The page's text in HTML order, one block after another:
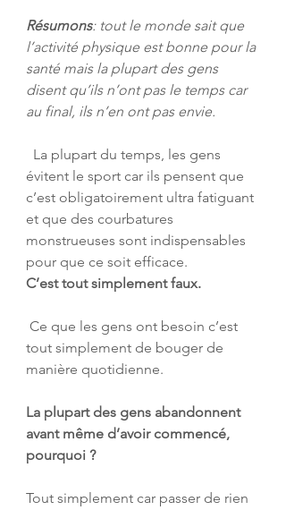
Résumons: tout le monde sait que
l’activité physique est bonne pour la
santé mais la plupart des gens
disent qu’ils n’ont pas le temps car
au final, ils n’en ont pas envie.
évitent le sport car ils pensent que
c’est obligatoirement ultra fatiguant
et que des courbatures
monstrueuses sont indispensables
pour que ce soit efficace.
C’est tout simplement faux.
tout simplement de bouger de
manière quotidienne.
La plupart des gens abandonnent
avant même d’avoir commencé,
pourquoi ?
Tout simplement car passer de rien